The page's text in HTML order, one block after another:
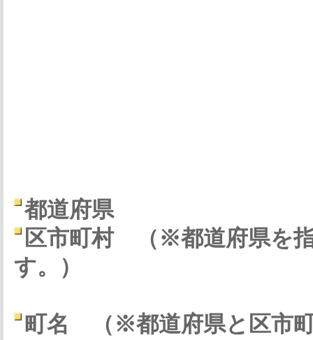
都道府県
区市町村
（※都道府県を
す。）
町名
（※都道府県と区市